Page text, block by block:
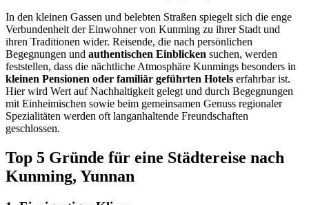
In den kleinen Gassen und belebten Straßen spiegelt sich die enge
Verbundenheit der Einwohner von Kunming zu ihrer Stadt und
ihren Traditionen wider. Reisende, die nach persönlichen
Begegnungen und authentischen Einblicken suchen, werden
feststellen, dass die nächtliche Atmosphäre Kunmings besonders in
kleinen Pensionen oder familiär geführten Hotels erfahrbar ist.
Hier wird Wert auf Nachhaltigkeit gelegt und durch Begegnungen
mit Einheimischen sowie beim gemeinsamen Genuss regionaler
Spezialitäten werden oft langanhaltende Freundschaften
geschlossen.
Top 5 Gründe für eine Städtereise nach
Kunming, Yunnan